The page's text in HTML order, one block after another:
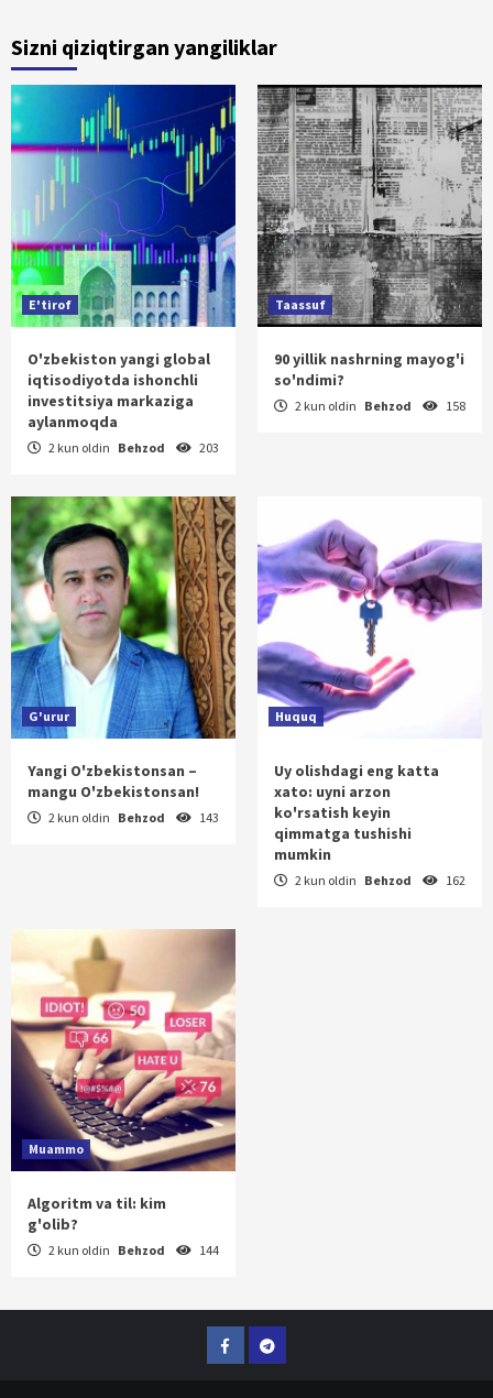
Sizni qiziqtirgan yangiliklar
E'tirof
O'zbekiston yangi global
iqtisodiyotda ishonchli
investitsiya markaziga
aylanmoqda
2 kun oldin Behzod 203
Taassuf
90 yillik nashrning mayog'i
so'ndimi?
2 kun oldin Behzod 158
G'urur
Yangi O'zbekistonsan –
mangu O'zbekistonsan!
2 kun oldin Behzod 143
Huquq
Uy olishdagi eng katta
xato: uyni arzon
ko'rsatish keyin
qimmatga tushishi
mumkin
2 kun oldin Behzod 162
Muammo
Algoritm va til: kim
g'olib?
2 kun oldin Behzod 144
FacebookTelegram